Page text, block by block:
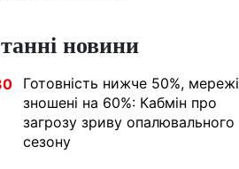
новини
Готовність нижче 50%, мережі
зношені на 60%: Кабмін про
загрозу зриву опалювального
сезону